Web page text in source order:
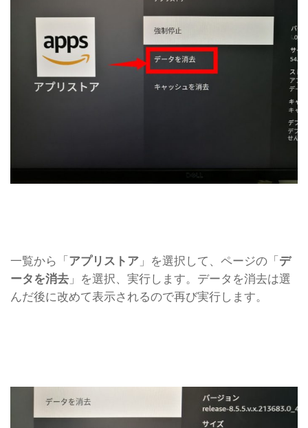
一覧から「アプリストア 」を選択して、ページの「デ
ータを消去 」を選択、実行します。データを消去は選
んだ後に改めて表示されるので再び実行します。